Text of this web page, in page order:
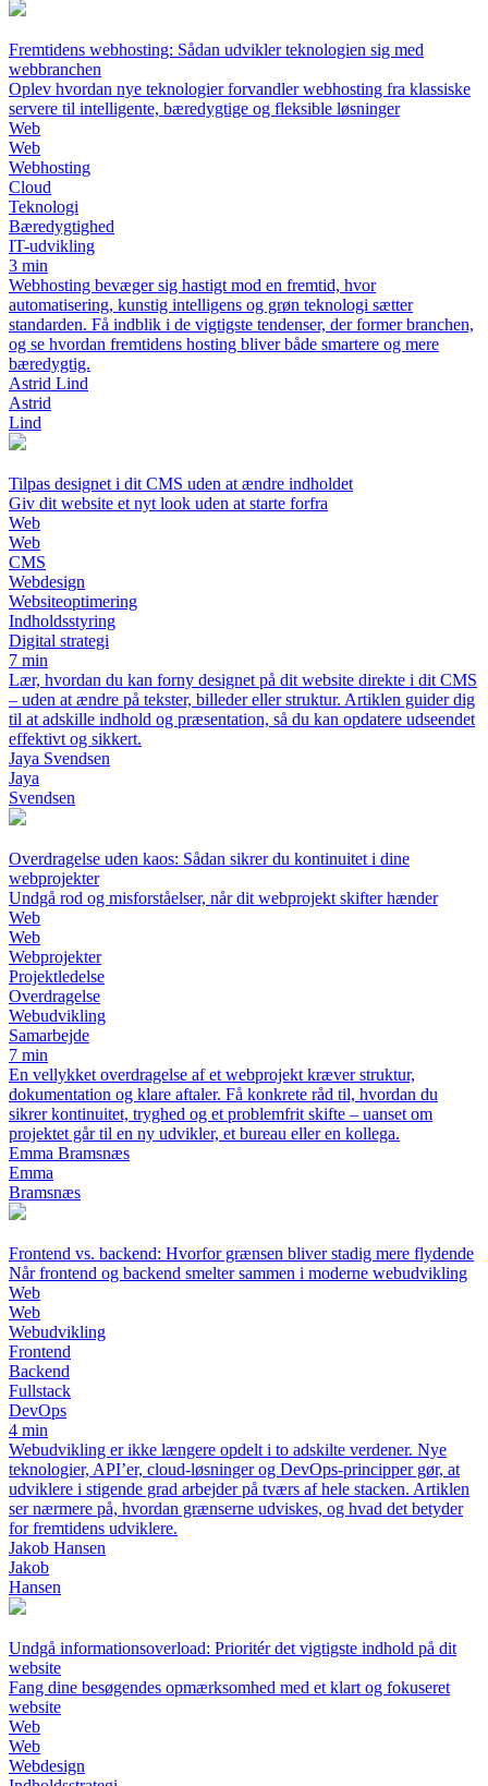
Fremtidens webhosting: Sådan udvikler teknologien sig med
webbranchen
Oplev hvordan nye teknologier forvandler webhosting fra klassiske
servere til intelligente, bæredygtige og fleksible løsninger
Web
Web
Webhosting
Cloud
Teknologi
Bæredygtighed
IT-udvikling
3 min
Webhosting bevæger sig hastigt mod en fremtid, hvor
automatisering, kunstig intelligens og grøn teknologi sætter
standarden. Få indblik i de vigtigste tendenser, der former branchen,
og se hvordan fremtidens hosting bliver både smartere og mere
bæredygtig.
Astrid Lind
Astrid
Lind
Tilpas designet i dit CMS uden at ændre indholdet
Giv dit website et nyt look uden at starte forfra
Web
Web
CMS
Webdesign
Websiteoptimering
Indholdsstyring
Digital strategi
7 min
Lær, hvordan du kan forny designet på dit website direkte i dit CMS
– uden at ændre på tekster, billeder eller struktur. Artiklen guider dig
til at adskille indhold og præsentation, så du kan opdatere udseendet
effektivt og sikkert.
Jaya Svendsen
Jaya
Svendsen
Overdragelse uden kaos: Sådan sikrer du kontinuitet i dine
webprojekter
Undgå rod og misforståelser, når dit webprojekt skifter hænder
Web
Web
Webprojekter
Projektledelse
Overdragelse
Webudvikling
Samarbejde
7 min
En vellykket overdragelse af et webprojekt kræver struktur,
dokumentation og klare aftaler. Få konkrete råd til, hvordan du
sikrer kontinuitet, tryghed og et problemfrit skifte – uanset om
projektet går til en ny udvikler, et bureau eller en kollega.
Emma Bramsnæs
Emma
Bramsnæs
Frontend vs. backend: Hvorfor grænsen bliver stadig mere flydende
Når frontend og backend smelter sammen i moderne webudvikling
Web
Web
Webudvikling
Frontend
Backend
Fullstack
DevOps
4 min
Webudvikling er ikke længere opdelt i to adskilte verdener. Nye
teknologier, API’er, cloud-løsninger og DevOps-principper gør, at
udviklere i stigende grad arbejder på tværs af hele stacken. Artiklen
ser nærmere på, hvordan grænserne udviskes, og hvad det betyder
for fremtidens udviklere.
Jakob Hansen
Jakob
Hansen
Undgå informationsoverload: Prioritér det vigtigste indhold på dit
website
Fang dine besøgendes opmærksomhed med et klart og fokuseret
website
Web
Web
Webdesign